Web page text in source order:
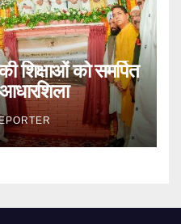
शिक्षाओं को समर्पित